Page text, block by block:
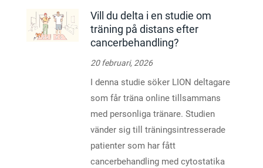
Vill du delta i en studie om
träning på distans efter
cancerbehandling?
20 februari, 2026
I denna studie söker LION deltagare
som får träna online tillsammans
med personliga tränare. Studien
vänder sig till träningsintresserade
patienter som har fått
cancerbehandling med cytostatika